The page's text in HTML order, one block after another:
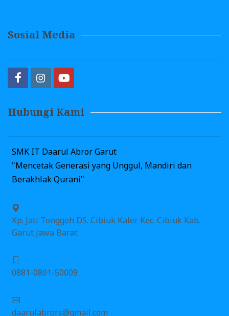
Sosial Media
Hubungi Kami
SMK IT Daarul Abror Garut
"Mencetak Generasi yang Unggul, Mandiri dan
Berakhlak Qurani"
Kp. Jati Tonggoh DS. Cibiuk Kaler Kec. Cibiuk Kab.
Garut Jawa Barat
0881-0801-50009
daarulabrors@gmail.com